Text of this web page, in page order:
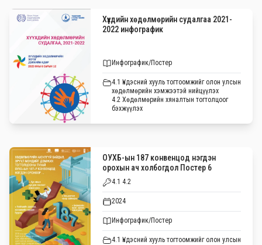
Хүүхдийн хөдөлмөрийн судалгаа 2021-
2022 инфографик
Инфографик/Постер
4.1 Үндэсний хууль тогтоомжийг олон улсын
хөдөлмөрийн хэмжээтэй нийцүүлэх
4.2 Хөдөлмөрийн хяналтын тогтолцоог
бэхжүүлэх
ОУХБ-ын 187 конвенцод нэгдэн
орохын ач холбогдол Постер 6
4.1 4.2
2024
Инфографик/Постер
4.1 Үндэсний хууль тогтоомжийг олон улсын